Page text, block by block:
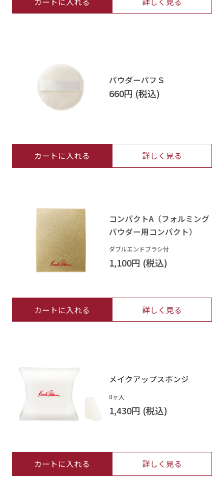
パウダーパフＳ
660円
カートに入れる 詳しく見る
コンパクトA（フォルミング
パウダー用コンパクト）
ダブルエンドブラシ付
1,100円
カートに入れる 詳しく見る
メイクアップスポンジ
8ヶ入
1,430円
カートに入れる 詳しく見る